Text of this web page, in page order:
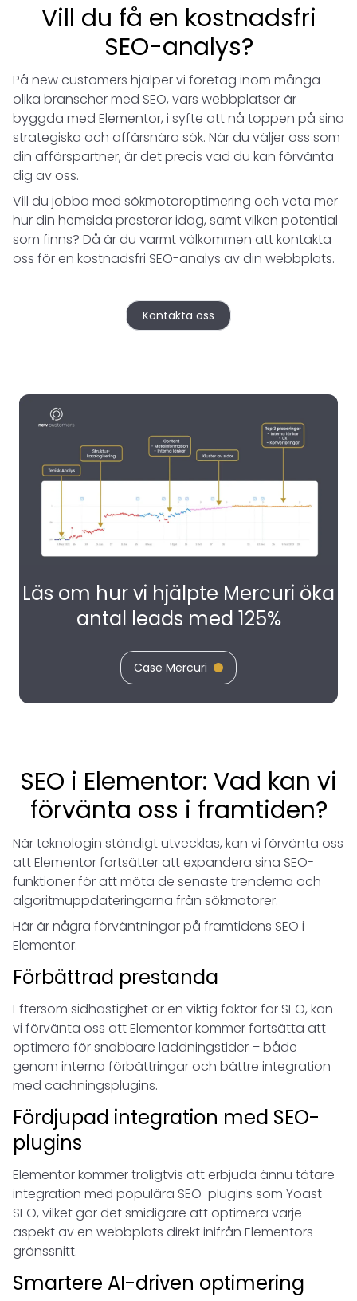
Vill du få en kostnadsfri
SEO-analys?
På new customers hjälper vi företag inom många
olika branscher med SEO, vars webbplatser är
byggda med Elementor, i syfte att nå toppen på sina
strategiska och affärsnära sök. När du väljer oss som
din affärspartner, är det precis vad du kan förvänta
dig av oss.
Vill du jobba med sökmotoroptimering och veta mer
hur din hemsida presterar idag, samt vilken potential
som finns? Då är du varmt välkommen att kontakta
oss för en kostnadsfri SEO-analys av din webbplats.
Kontakta oss
Läs om hur vi hjälpte Mercuri öka
antal leads med 125%
Case Mercuri
SEO i Elementor: Vad kan vi
förvänta oss i framtiden?
När teknologin ständigt utvecklas, kan vi förvänta oss
att Elementor fortsätter att expandera sina SEO-
funktioner för att möta de senaste trenderna och
algoritmuppdateringarna från sökmotorer.
Här är några förväntningar på framtidens SEO i
Elementor:
Förbättrad prestanda
Eftersom sidhastighet är en viktig faktor för SEO, kan
vi förvänta oss att Elementor kommer fortsätta att
optimera för snabbare laddningstider – både
genom interna förbättringar och bättre integration
med cachningsplugins.
Fördjupad integration med SEO-
plugins
Elementor kommer troligtvis att erbjuda ännu tätare
integration med populära SEO-plugins som Yoast
SEO, vilket gör det smidigare att optimera varje
aspekt av en webbplats direkt inifrån Elementors
gränssnitt.
Smartere AI-driven optimering